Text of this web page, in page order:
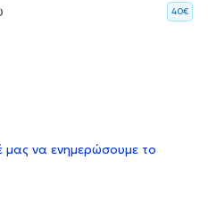
40€
μας να ενημερώσουμε το